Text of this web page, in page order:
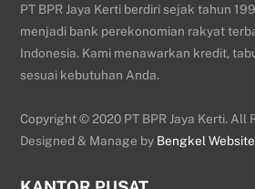
PT BPR Jaya Kerti berdiri sejak tahun
menjadi bank perekonomian rakyat
Indonesia. Kami menawarkan kredit,
sesuai kebutuhan Anda.
Copyright © 2020 PT BPR Jaya Kerti. All
Designed & Manage by Bengkel Website